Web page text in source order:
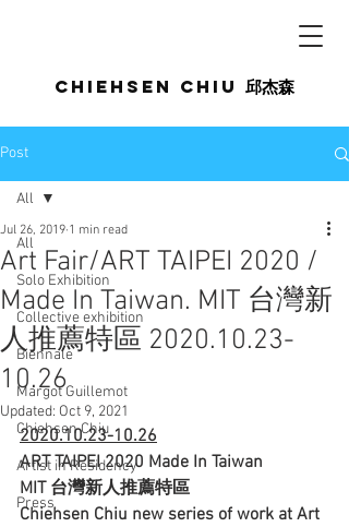
Chiehsen CHIU 邱杰森
Post
All
Solo Exhibition
Collective exhibition
Biennale
Margot Guillemot
Chiehsen Chiu
Artist in Residency
Press
All
Art Fair/ART TAIPEI 2020 /
Made In Taiwan. MIT 台灣新
人推薦特區 2020.10.23-
10.26
Jul 26, 2019 1 min read
Updated: Oct 9, 2021
2020.10.23-10.26
ART TAIPEI 2020 Made In Taiwan
MIT 台灣新人推薦特區
Chiehsen Chiu new series of work at Art